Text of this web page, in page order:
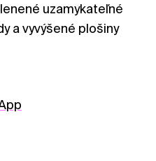
uzamykateľné
a vyvýšené plošiny